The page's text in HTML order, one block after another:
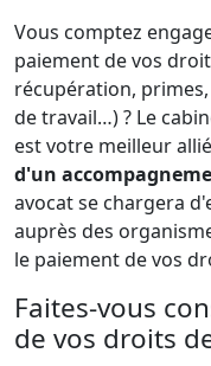
Vous comptez
paiement de vos
récupération,
de travail…) ? Le
est votre meilleur
d'un
avocat se chargera
auprès des
le paiement de vos
Faites-vous
de vos droits